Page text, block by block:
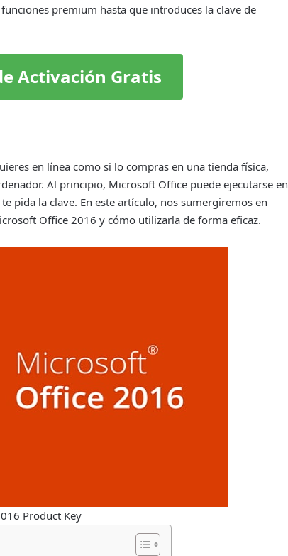
premium hasta que introduces la clave de
Activación Gratis
en línea como si lo compras en una tienda física,
Al principio, Microsoft Office puede ejecutarse en
pida la clave. En este artículo, nos sumergiremos en
Office 2016 y cómo utilizarla de forma eficaz.
Product Key